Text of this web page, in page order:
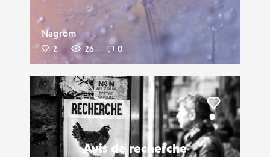
Nagrom
2 26 0
Avis de recherche
Liker